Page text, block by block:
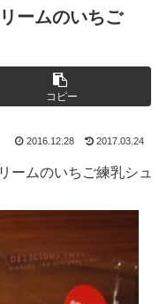
ームのいちご
コピー
2016.12.28 2017.03.24
ームのいちご練乳シュ